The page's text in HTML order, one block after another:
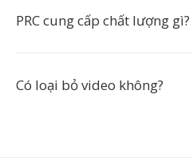
PRC cung cấp chất lượng gì?
Có loại bỏ video không?